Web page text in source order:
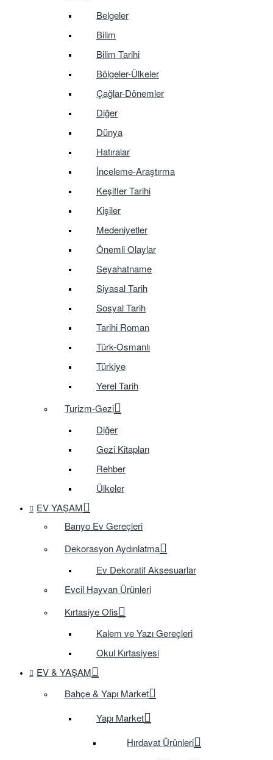
Belgeler
Bilim
Bilim Tarihi
Bölgeler-Ülkeler
Çağlar-Dönemler
Diğer
Dünya
Hatıralar
İnceleme-Araştırma
Keşifler Tarihi
Kişiler
Medeniyetler
Önemli Olaylar
Seyahatname
Siyasal Tarih
Sosyal Tarih
Tarihi Roman
Türk-Osmanlı
Türkiye
Yerel Tarih
Turizm-Gezi
Diğer
Gezi Kitapları
Rehber
Ülkeler
EV YAŞAM
Banyo Ev Gereçleri
Dekorasyon Aydınlatma
Ev Dekoratif Aksesuarlar
Evcil Hayvan Ürünleri
Kırtasiye Ofis
Kalem ve Yazı Gereçleri
Okul Kırtasiyesi
EV & YAŞAM
Bahçe & Yapı Market
Yapı Market
Hırdavat Ürünleri